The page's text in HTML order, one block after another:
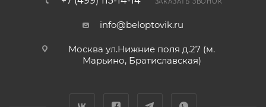
info@beloptovik.ru
Москва ул.Нижние поля д.27 (м.
Марьино, Братиславская)